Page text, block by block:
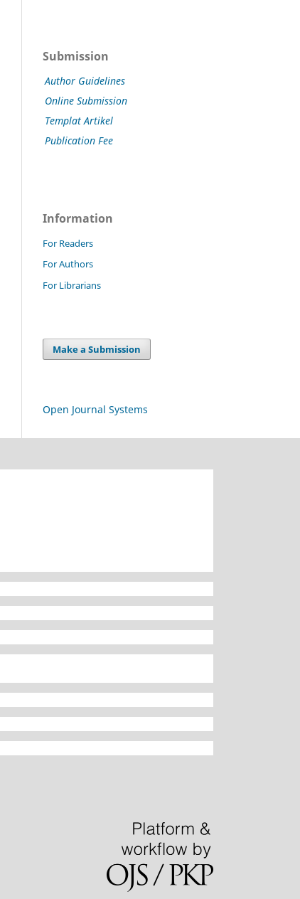
Submission
Author Guidelines
Online Submission
Templat Artikel
Publication Fee
Information
For Readers
For Authors
For Librarians
Make a Submission
Open Journal Systems